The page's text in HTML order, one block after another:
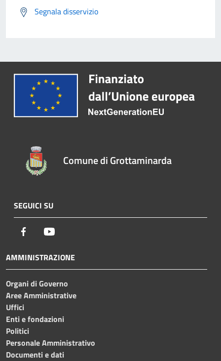
Segnala disservizio
Comune di Grottaminarda
SEGUICI SU
Facebook
AMMINISTRAZIONE
Organi di Governo
Aree Amministrative
Uffici
Enti e fondazioni
Politici
Personale Amministrativo
Documenti e dati